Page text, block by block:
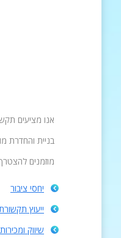
אנו מציעים
בניית והחדרת
מוזמנים
יחסי ציבור
ייעוץ
שיווק ומכירות